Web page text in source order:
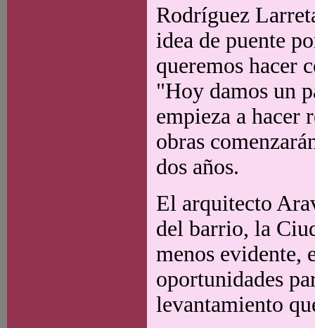
Rodríguez
idea de puente
queremos hacer
"Hoy damos un
empieza a
obras
dos años.
El arquitecto
del barrio, la
menos evidente,
oportunidades
levantamiento